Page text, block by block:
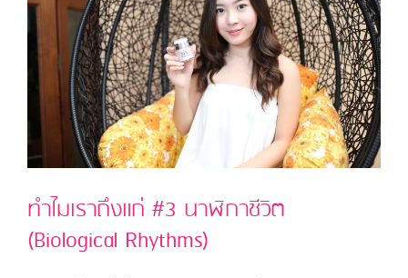
ทำไมเราถึงแก่ #3 นาฬิกาชีวิต
(Biological Rhythms)
ทำไมเราถึงแก่ #3 นาฬิกาชีวิต
(Biological Rhythms)